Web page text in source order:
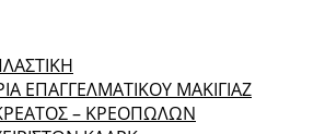
ΕΠΑΓΓΕΛΜΑΤΙΚΟΥ ΜΑΚΙΓΙΑΖ
– ΚΡΕΟΠΩΛΩΝ